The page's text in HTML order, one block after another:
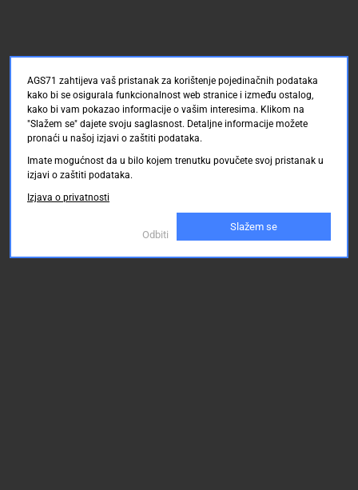
AGS71 zahtijeva vaš pristanak za korištenje pojedinačnih podataka
kako bi se osigurala funkcionalnost web stranice i između ostalog,
kako bi vam pokazao informacije o vašim interesima. Klikom na
"Slažem se" dajete svoju saglasnost. Detaljne informacije možete
pronaći u našoj izjavi o zaštiti podataka.
Imate mogućnost da u bilo kojem trenutku povučete svoj pristanak u
izjavi o zaštiti podataka.
Izjava o privatnosti
Odbiti
Slažem se